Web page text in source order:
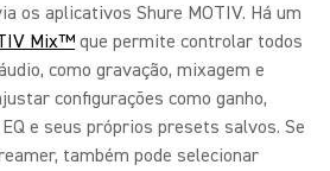
os aplicativos Shure MOTIV. Há um
Mix™que permite controlar todos
como gravação, mixagem e
configurações como ganho,
e seus próprios presets salvos. Se
também pode selecionar